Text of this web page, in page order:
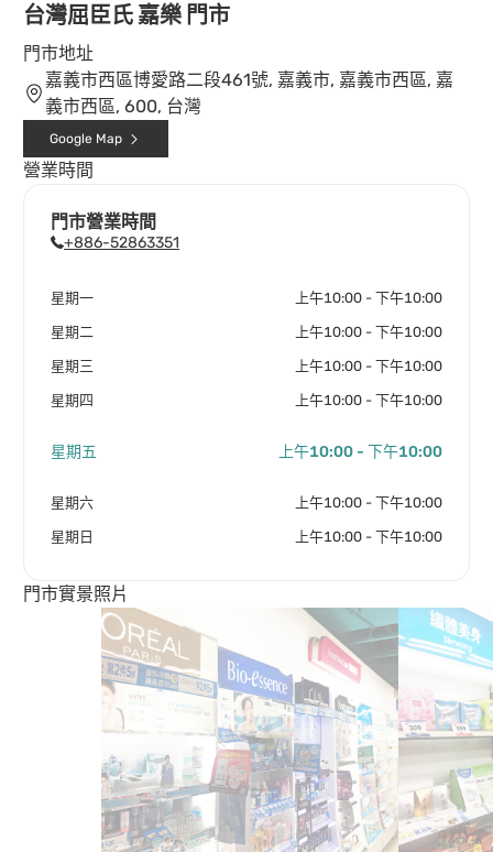
台灣屈臣氏 嘉樂 門市
門市地址
嘉義市西區博愛路二段461號, 嘉義市, 嘉義市西區, 嘉
義市西區, 600, 台灣
Google Map
營業時間
門市營業時間
+886-52863351
星期一 上午10:00 - 下午10:00
星期二 上午10:00 - 下午10:00
星期三 上午10:00 - 下午10:00
星期四 上午10:00 - 下午10:00
星期五 上午10:00 - 下午10:00
星期六 上午10:00 - 下午10:00
星期日 上午10:00 - 下午10:00
門市實景照片